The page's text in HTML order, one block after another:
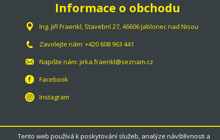
Informace o obchodu
Ing. Jiří Fraenkl, Stavební 27, 46606 Jablonec nad Nisou
Zavolejte nám: +420 608 963 441
Napište nám: jirka.fraenkl@seznam.cz
Facebook
Instagram
Tento web používá k poskytování služeb, analýze návštěvnosti a